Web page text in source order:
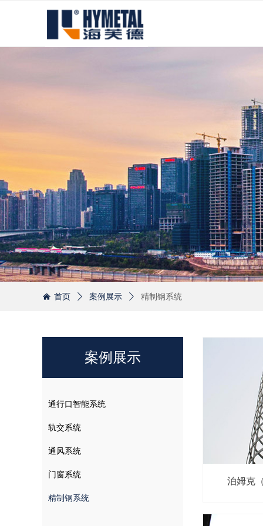
首页 ꄲ 案例展示 ꄲ 精制钢系统
낀
案例展示
通行口智能系统
轨交系统
通风系统
门窗系统
精制钢系统
泊姆克